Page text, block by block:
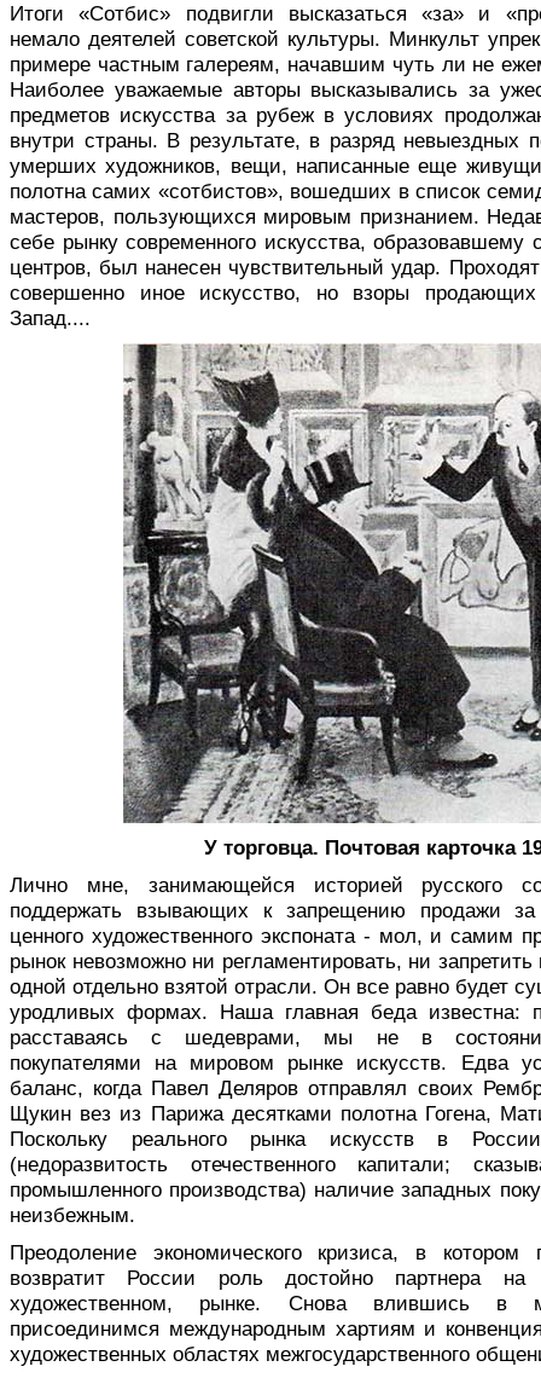
Итоги «Сотбис» подвигли высказаться «за» и
немало деятелей советской культуры. Минкульт
примере частным галереям, начавшим чуть ли не
Наиболее уважаемые авторы высказывались за
предметов искусства за рубеж в условиях
внутри страны. В результате, в разряд невыездных
умерших художников, вещи, написанные еще
полотна самих «сотбистов», вошедших в список
мастеров, пользующихся мировым признанием.
себе рынку современного искусства, образовавшему
центров, был нанесен чувствительный удар.
совершенно иное искусство, но взоры
Запад....
У торговца. Почтовая карточка
Лично мне, занимающейся историей русского
поддержать взывающих к запрещению продажи
ценного художественного экспоната - мол, и самим
рынок невозможно ни регламентировать, ни
одной отдельно взятой отрасли. Он все равно будет
уродливых формах. Наша главная беда известна:
расставаясь с шедеврами, мы не в
покупателями на мировом рынке искусств. Едва
баланс, когда Павел Деляров отправлял своих
Щукин вез из Парижа десятками полотна Гогена,
Поскольку реального рынка искусств в
(недоразвитость отечественного капитали;
промышленного производства) наличие западных
неизбежным.
Преодоление экономического кризиса, в котором
возвратит России роль достойно партнера
художественном, рынке. Снова влившись в
присоединимся международным хартиям и
художественных областях межгосударственного